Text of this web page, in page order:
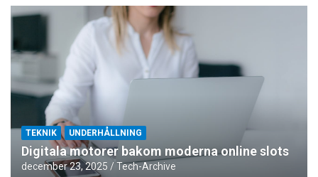
smart
Ska man välja fiber eller mobilt bredband till företaget?
TEKNIK UNDERHÅLLNING
Digitala motorer bakom moderna online slots
december 23, 2025 Tech-Archive